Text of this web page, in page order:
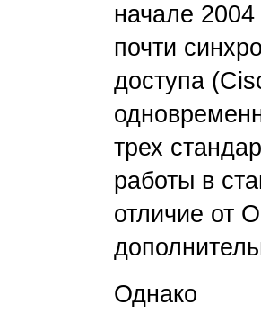
начале
почти
доступа
трех
работы в
отличие от
Однако